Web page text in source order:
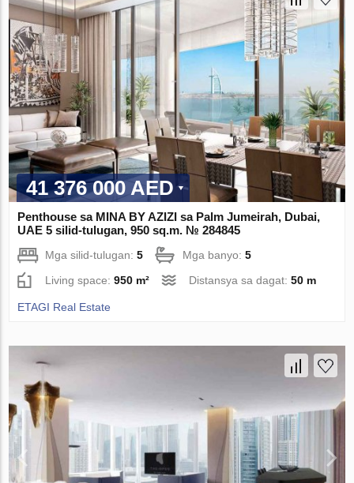
41 376 000 AED
Penthouse sa MINA BY AZIZI sa Palm Jumeirah, Dubai,
UAE 5 silid-tulugan, 950 sq.m. № 284845
Mga silid-tulugan:5 Mga banyo:5
Living space:950 m² Distansya sa dagat:50 m
ETAGI Real Estate